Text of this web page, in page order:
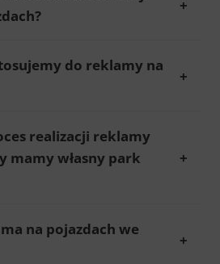
do reklamy na
realizacji reklamy
mamy własny park
na pojazdach we